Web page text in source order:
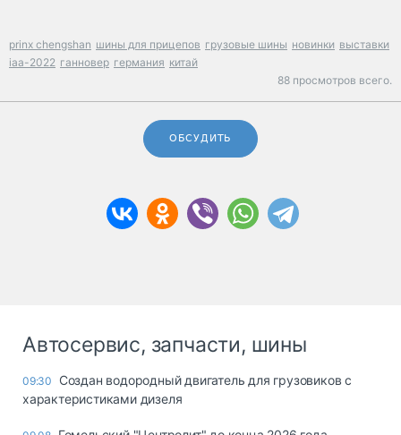
prinx chengshan шины для прицепов грузовые шины новинки выставки
iaa-2022 ганновер германия китай
88 просмотров всего.
ОБСУДИТЬ
Автосервис, запчасти, шины
09:30
Создан водородный двигатель для грузовиков с
характеристиками дизеля